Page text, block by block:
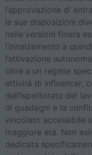
l’approvazione di
le sue disposizioni
nelle versioni finora
l’innalzamento a
l’attivazione
oltre a un regime
attività di influencer,
dell’Ispettorato del
di guadagni e la
vincolato accessibile
maggiore età. Non
dedicata